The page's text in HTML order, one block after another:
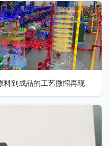
料到成品的工艺微缩再现